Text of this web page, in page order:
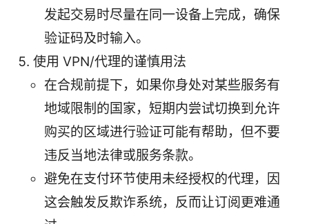
发起交易时尽量在同一设备上完成，确保
验证码及时输入。
使用 VPN/代理的谨慎用法
在合规前提下，如果你身处对某些服务有
地域限制的国家，短期内尝试切换到允许
购买的区域进行验证可能有帮助，但不要
违反当地法律或服务条款。
避免在支付环节使用未经授权的代理，因
这会触发反欺诈系统，反而让订阅更难通